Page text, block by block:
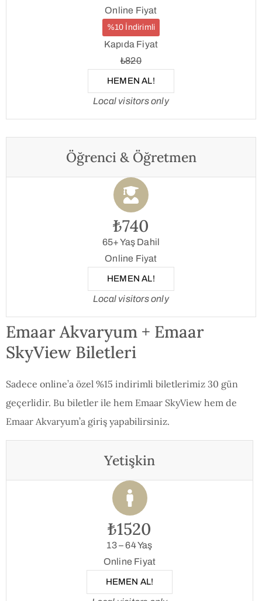
Online Fiyat
%10 İndirimli
Kapıda Fiyat
₺820
HEMEN AL!
Local visitors only
Öğrenci & Öğretmen
₺740
65+ Yaş Dahil
Online Fiyat
HEMEN AL!
Local visitors only
Emaar Akvaryum + Emaar
SkyView Biletleri
Sadece online’a özel %15 indirimli biletlerimiz 30 gün
geçerlidir. Bu biletler ile hem Emaar SkyView hem de
Emaar Akvaryum’a giriş yapabilirsiniz.
Yetişkin
₺1520
13 – 64 Yaş
Online Fiyat
HEMEN AL!